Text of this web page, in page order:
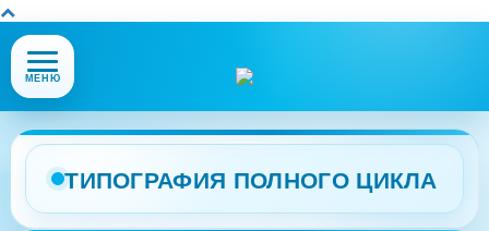
Открыть
или
меню
сайта
МЕНЮ
ТИПОГРАФИЯ ПОЛНОГО ЦИКЛА